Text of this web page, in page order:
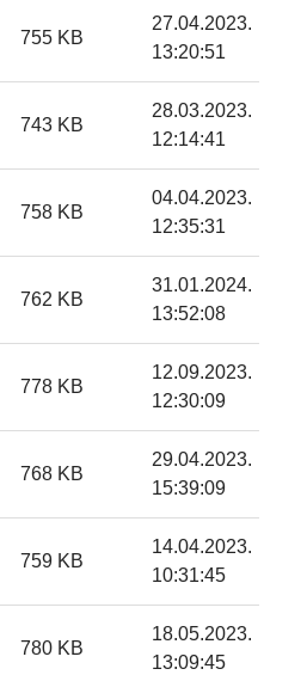
755 KB
27.04.2023.
13:20:51
743 KB
28.03.2023.
12:14:41
758 KB
04.04.2023.
12:35:31
762 KB
31.01.2024.
13:52:08
778 KB
12.09.2023.
12:30:09
768 KB
29.04.2023.
15:39:09
759 KB
14.04.2023.
10:31:45
780 KB
18.05.2023.
13:09:45